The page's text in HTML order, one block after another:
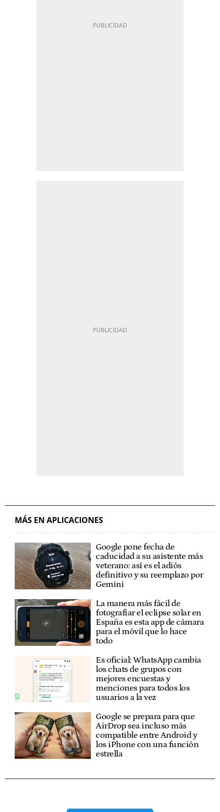
MÁS EN APLICACIONES
Google pone fecha de
caducidad a su asistente más
veterano: así es el adiós
definitivo y su reemplazo por
Gemini
La manera más fácil de
fotografiar el eclipse solar en
España es esta app de cámara
para el móvil que lo hace
todo
Es oficial: WhatsApp cambia
los chats de grupos con
mejores encuestas y
menciones para todos los
usuarios a la vez
Google se prepara para que
AirDrop sea incluso más
compatible entre Android y
los iPhone con una función
estrella